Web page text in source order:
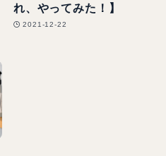
れ、やってみた！】
2021-12-22